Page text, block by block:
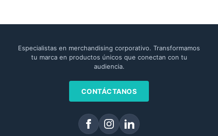
Especialistas en merchandising corporativo. Transformamos
tu marca en productos únicos que conectan con tu
audiencia.
CONTÁCTANOS